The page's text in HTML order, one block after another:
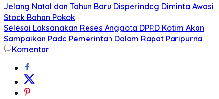
Jelang Natal dan Tahun Baru Disperindag Diminta Awasi
Stock Bahan Pokok
Selesai Laksanakan Reses Anggota DPRD Kotim Akan
Sampaikan Pada Pemerintah Dalam Rapat Paripurna
Komentar